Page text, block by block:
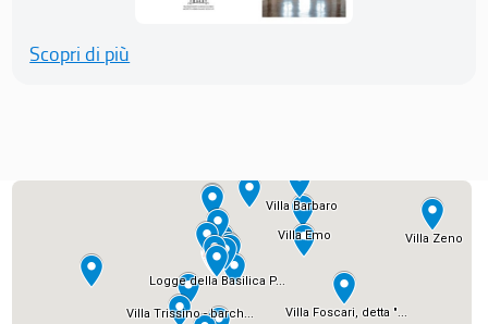
Scopri di più